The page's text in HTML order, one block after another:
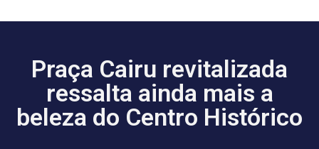
Praça Cairu revitalizada
ressalta ainda mais a
beleza do Centro Histórico